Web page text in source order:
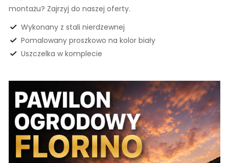
montażu? Zajrzyj do naszej oferty.
Wykonany z stali nierdzewnej
Pomalowany proszkowo na kolor biały
Uszczelka w komplecie